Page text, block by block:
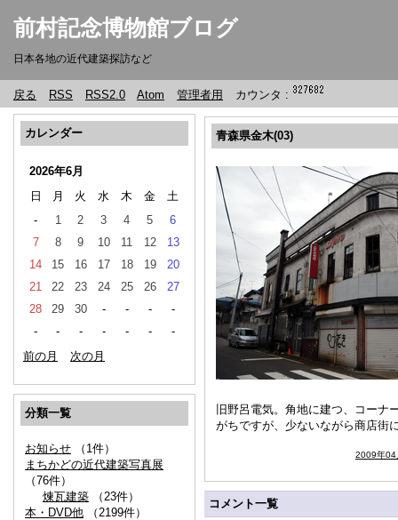
前村記念博物館ブログ
日本各地の近代建築探訪など
戻る RSS RSS2.0 Atom 管理者用 カウンタ :
カレンダー
2026年6月
日
月 火 水 木 金
土
-
1 2 3 4 5
6
7
8 9 10 11 12
13
14
15 16 17 18 19
20
21
22 23 24 25 26
27
28
29 30 - - -
-
-
- - - - -
-
前の月
次の月
分類一覧
お知らせ （1件）
まちかどの近代建築写真展
（76件）
煉瓦建築 （23件）
本・DVD他 （2199件）
青森県金木(03)
旧野呂電気。角地に建つ、コーナ
がちですが、少ないながら商店街
2009年04
コメント一覧